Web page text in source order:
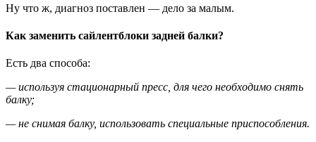
Ну что ж, диагноз поставлен — дело за малым.
Как заменить сайлентблоки задней балки?
Есть два способа:
— используя стационарный пресс, для чего необходимо снять
балку;
— не снимая балку, использовать специальные приспособления.